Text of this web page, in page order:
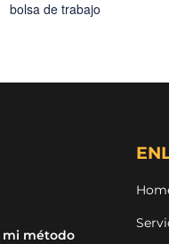
bolsa de trabajo
mi método